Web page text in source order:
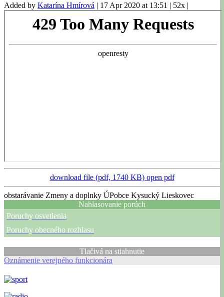
Added by Katarína Hmírová | 17 Apr 2020 at 13:51 | 52x |
download file (pdf, 1740 KB) open pdf
obstarávanie Zmeny a doplnky ÚPobce Kysucký Lieskovec
Nahlasovanie porúch
Poruchy osvetlenia
Poruchy obecného rozhlasu
Tlačivá na stiahnutie
Oznámenie verejného funkcionára